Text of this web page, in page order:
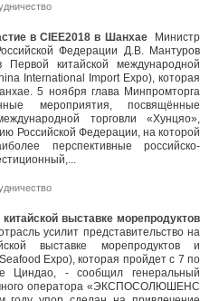
в CIEE2018 в ШанхаеМинистр
Федерации Д.В. Мантуров
китайской международной
International Import Expo), которая
5 ноября глава Минпромторга
мероприятия, посвящённые
торговли «Хунцяо»,
Российской Федерации, на которой
перспективные российско-
выставке морепродуктов
усилит представительство на
выставке морепродуктов и
Expo), которая пройдет с 7 по
Циндао, - сообщил генеральный
оператора «ЭКСПОСОЛЮШЕНС